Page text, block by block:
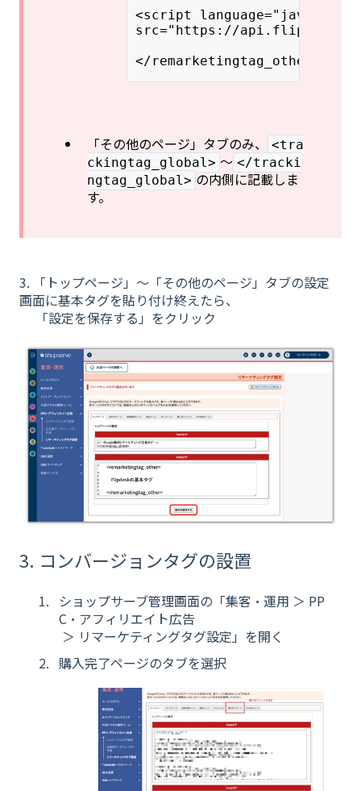
<script
src="https://api.flipdesk.jp/
</remarketingtag_other>
「その他のページ」タブのみ、
<tra
ckingtag_global> 〜 </tracki
ngtag_global> の内側に記載しま
す。
3. 「トップページ」〜 「その他のページ」タブの設定
画面に基本タグを貼り付け終えたら、
「設定を保存する」をクリック
3. コンバージョンタグの設置
ショップサーブ管理画面の「集客・運用 ＞ PP
C・アフィリエイト広告
＞ リマーケティングタグ設定」を開く
購入完了ページのタブを選択